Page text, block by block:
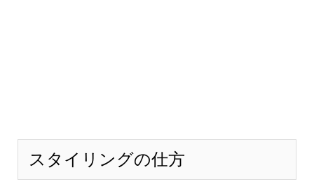
スタイリングの仕方